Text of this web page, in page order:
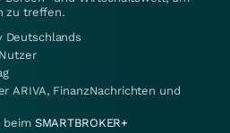
zu treffen.
Deutschlands
ARIVA, FinanzNachrichten und
beim SMARTBROKER+